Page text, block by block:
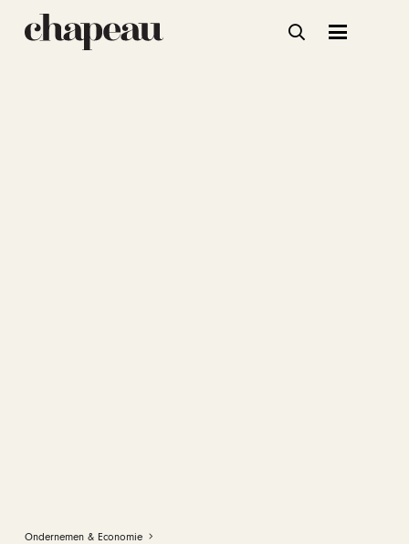
Ondernemen & Economie